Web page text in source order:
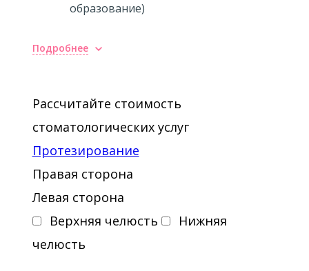
образование)
Подробнее
Рассчитайте стоимость
стоматологических услуг
Протезирование
Правая сторона
Левая сторона
Верхняя челюсть
Нижняя
челюсть